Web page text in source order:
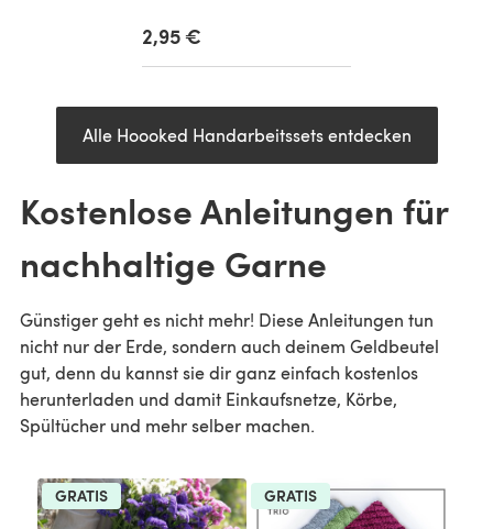
2,95 €
Alle Hoooked Handarbeitssets entdecken
Kostenlose Anleitungen für
nachhaltige Garne
Günstiger geht es nicht mehr! Diese Anleitungen tun
nicht nur der Erde, sondern auch deinem Geldbeutel
gut, denn du kannst sie dir ganz einfach kostenlos
herunterladen und damit Einkaufsnetze, Körbe,
Spültücher und mehr selber machen.
GRATIS GRATIS